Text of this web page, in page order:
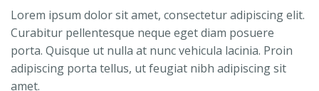
Lorem ipsum dolor sit amet, consectetur adipiscing elit.
Curabitur pellentesque neque eget diam posuere
porta. Quisque ut nulla at nunc vehicula lacinia. Proin
adipiscing porta tellus, ut feugiat nibh adipiscing sit
amet.